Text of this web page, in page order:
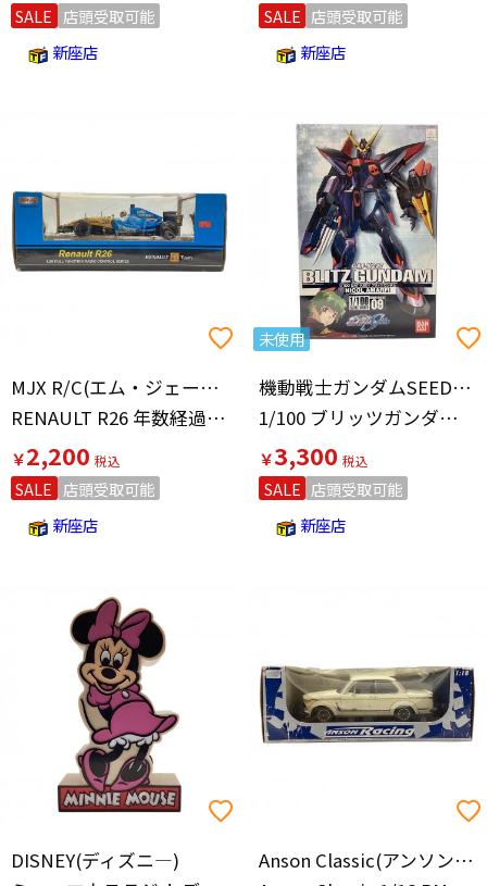
SALE 店頭受取可能
新座店
SALE 店頭受取可能
新座店
MJX R/C(エム・ジェー・エックス・アール・シー)
RENAULT R26 年数経過の為ジャンク品として
￥2,200
SALE 店頭受取可能
新座店
未使用
機動戦士ガンダムSEED(キドウセンシガンダムシード)
1/100 ブリッツガンダム プラモデル
￥3,300
SALE 店頭受取可能
新座店
DISNEY(ディズニ―)
Anson Classic(アンソン クラシック)